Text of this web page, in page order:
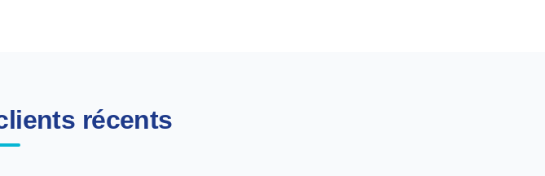
récents